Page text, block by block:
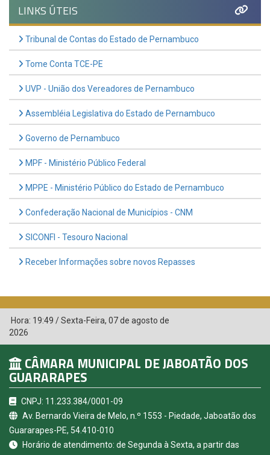
LINKS ÚTEIS
Tribunal de Contas do Estado de Pernambuco
Tome Conta TCE-PE
UVP - União dos Vereadores de Pernambuco
Assembléia Legislativa do Estado de Pernambuco
Governo de Pernambuco
MPF - Ministério Público Federal
MPPE - Ministério Público do Estado de Pernambuco
Confederação Nacional de Municípios - CNM
SICONFI - Tesouro Nacional
Receber Informações sobre novos Repasses
Hora: 19:49 /Sexta-Feira, 07 de agosto de
2026
CÂMARA MUNICIPAL DE JABOATÃO DOS
GUARARAPES
CNPJ: 11.233.384/0001-09
Av. Bernardo Vieira de Melo, n.º 1553 - Piedade, Jaboatão dos
Guararapes-PE, 54.410-010
Horário de atendimento: de Segunda à Sexta, a partir das